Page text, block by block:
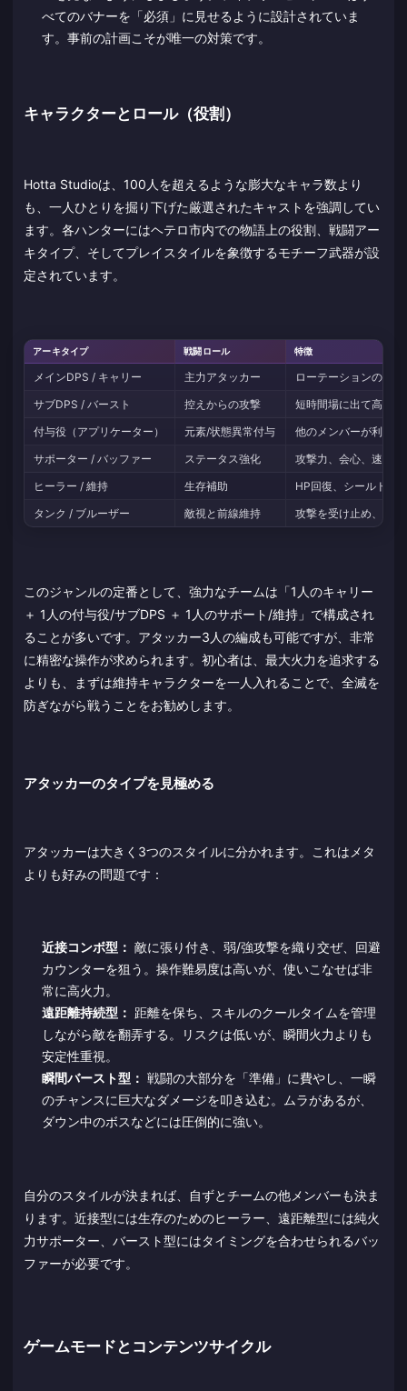
べてのバナーを「必須」に見せるように設計されていま
す。事前の計画こそが唯一の対策です。
キャラクターとロール（役割）
Hotta Studioは、100人を超えるような膨大なキャラ数より
も、一人ひとりを掘り下げた厳選されたキャストを強調してい
ます。各ハンターにはヘテロ市内での物語上の役割、戦闘アー
キタイプ、そしてプレイスタイルを象徴するモチーフ武器が設
定されています。
アーキタイプ 戦闘ロール 特徴
メインDPS / キャリー 主力アタッカー
ローテーションの大
サブDPS / バースト
控えからの攻撃
短時間場に出て高火
付与役（アプリケーター）
元素/状態異常付与
他のメンバーが利用
サポーター / バッファー
ステータス強化
攻撃力、会心、速度
ヒーラー / 維持
生存補助
HP回復、シールド、
タンク / ブルーザー
敵視と前線維持 攻撃を受け止め、敵
このジャンルの定番として、強力なチームは「1人のキャリー
＋ 1人の付与役/サブDPS ＋ 1人のサポート/維持」で構成され
ることが多いです。アタッカー3人の編成も可能ですが、非常
に精密な操作が求められます。初心者は、最大火力を追求する
よりも、まずは維持キャラクターを一人入れることで、全滅を
防ぎながら戦うことをお勧めします。
アタッカーのタイプを見極める
アタッカーは大きく3つのスタイルに分かれます。これはメタ
よりも好みの問題です：
近接コンボ型： 敵に張り付き、弱/強攻撃を織り交ぜ、回避
カウンターを狙う。操作難易度は高いが、使いこなせば非
常に高火力。
遠距離持続型： 距離を保ち、スキルのクールタイムを管理
しながら敵を翻弄する。リスクは低いが、瞬間火力よりも
安定性重視。
瞬間バースト型： 戦闘の大部分を「準備」に費やし、一瞬
のチャンスに巨大なダメージを叩き込む。ムラがあるが、
ダウン中のボスなどには圧倒的に強い。
自分のスタイルが決まれば、自ずとチームの他メンバーも決ま
ります。近接型には生存のためのヒーラー、遠距離型には純火
力サポーター、バースト型にはタイミングを合わせられるバッ
ファーが必要です。
ゲームモードとコンテンツサイクル